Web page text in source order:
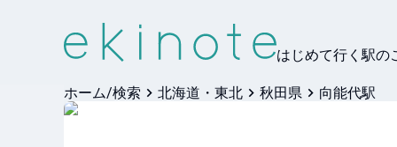
はじめて行く駅の
ホーム/検索 北海道・東北 秋田県 向能代駅